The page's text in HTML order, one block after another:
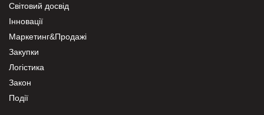
Світовий досвід
Інновації
Маркетинг&Продажі
Закупки
Логістика
Закон
Події